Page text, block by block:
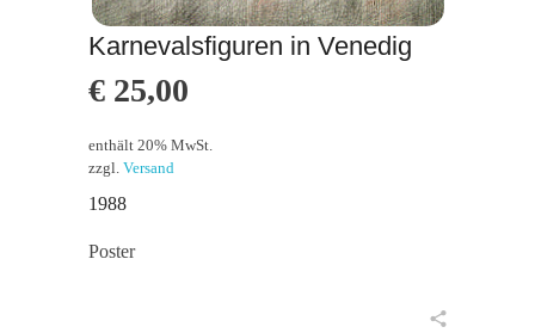
Karnevalsfiguren in Venedig
€ 25,00
enthält 20% MwSt.
zzgl. Versand
1988
Poster